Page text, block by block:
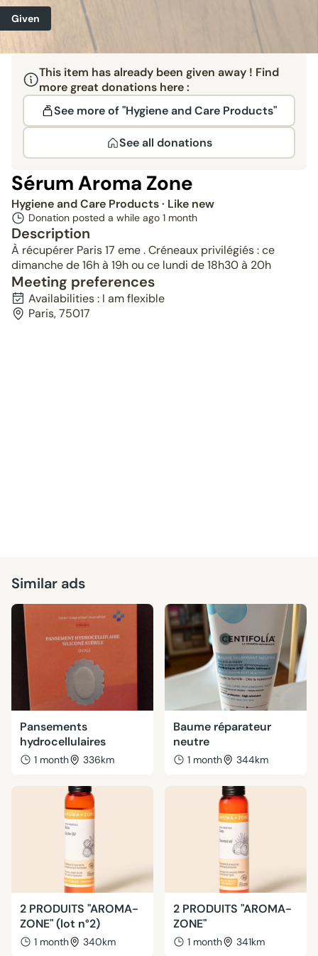
Given
This item has already been given away ! Find
more great donations here :
See more of "Hygiene and Care Products"
See all donations
Sérum Aroma Zone
Hygiene and Care Products· Like new
Donation posted a while ago 1 month
Description
À récupérer Paris 17 eme . Créneaux privilégiés : ce
dimanche de 16h à 19h ou ce lundi de 18h30 à 20h
Meeting preferences
Availabilities : I am flexible
Paris, 75017
Similar ads
Pansements
hydrocellulaires
1 month 336km
Baume réparateur
neutre
1 month 344km
2 PRODUITS "AROMA-
ZONE" (lot n°2)
1 month 340km
2 PRODUITS "AROMA-
ZONE"
1 month 341km